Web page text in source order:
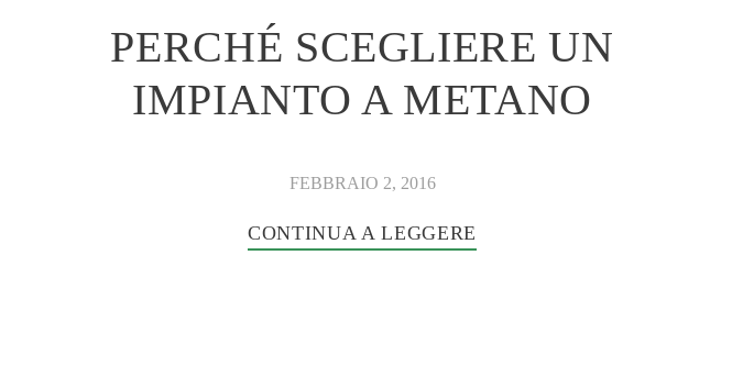
PERCHÉ SCEGLIERE UN
IMPIANTO A METANO
FEBBRAIO 2, 2016
CONTINUA A LEGGERE